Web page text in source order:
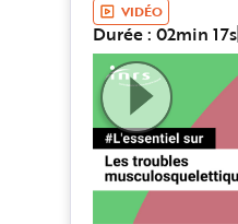
VIDÉO
Durée : 02min 17s